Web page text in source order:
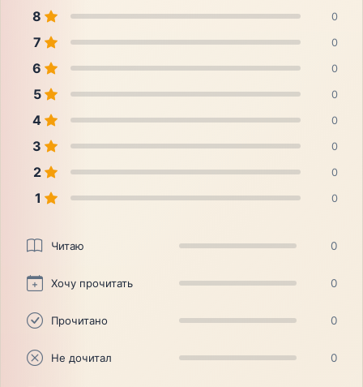
8 0
7 0
6 0
5 0
4 0
3 0
2 0
1 0
Читаю 0
Хочу прочитать 0
Прочитано 0
Не дочитал 0